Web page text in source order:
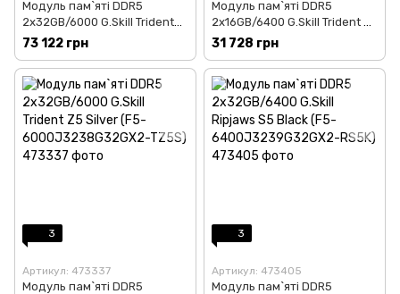
Модуль пам`ятi DDR5
2x32GB/6000 G.Skill Trident
Z5 Neo (F5-
6000J3040G32GX2-TZ5N)
73 122 грн
Модуль пам`ятi DDR5
2x16GB/6400 G.Skill Trident Z5
RGB Black (F5-
6400J3239G16GX2-TZ5RK)
31 728 грн
3
Артикул: 473337
Модуль пам`ятi DDR5
3
Артикул: 473405
Модуль пам`ятi DDR5